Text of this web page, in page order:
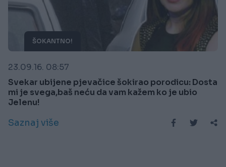
ŠOKANTNO!
23.09.16. 08:57
Svekar ubijene pjevačice šokirao porodicu: Dosta
mi je svega,baš neću da vam kažem ko je ubio
Jelenu!
Saznaj više